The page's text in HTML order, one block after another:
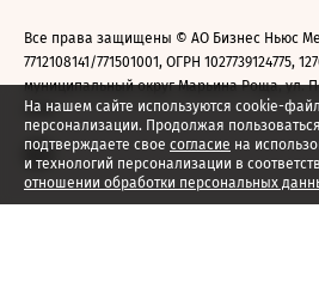
На нашем сайте используются cookie-
персонализации. Продолжая
подтверждаете свое согласие на
и технологий персонализации в
отношении обработки персональных
Все права защищены © АО Бизнес Ньюс
7712108141/771501001, ОГРН 1027739124775,
муниципальный округ Марьина Роща, ул.
2026